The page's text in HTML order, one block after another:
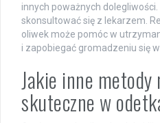
innych poważnych
skonsultować się z lekarzem.
oliwek może pomóc w
i zapobiegać gromadzeniu się
Jakie inne metody
skuteczne w